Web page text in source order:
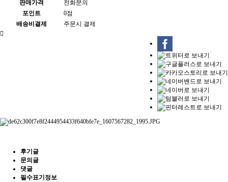
판매가격
전화문의
포인트
0점
배송비결제
주문시 결제
후기글
문의글
댓글
필수표기정보